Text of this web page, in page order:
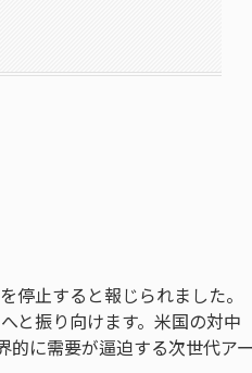
停止すると報じられました。
と振り向けます。米国の対中
的に需要が逼迫する次世代ア